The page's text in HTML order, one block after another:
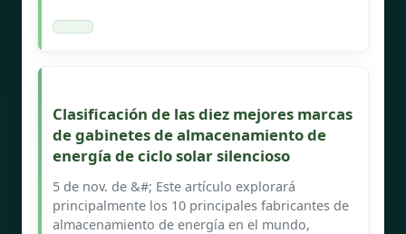
Clasificación de las diez mejores marcas
de gabinetes de almacenamiento de
energía de ciclo solar silencioso
5 de nov. de &#; Este artículo explorará
principalmente los 10 principales fabricantes de
almacenamiento de energía en el mundo,